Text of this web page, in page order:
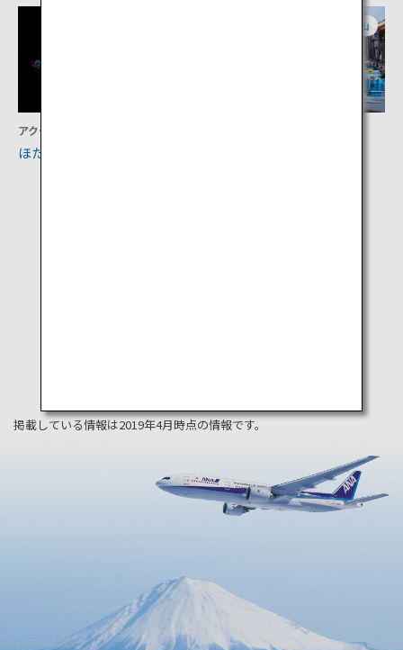
アクティビティ
ほたるいかミュージアム
富山
掲載している情報は2019年4月時点の情報です。